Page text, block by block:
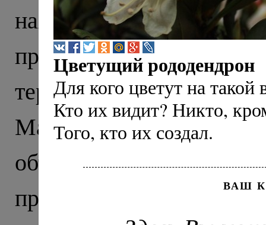
находили тут еще в
прекрасно
территории
Маршрут нашего
объединил
православия на
Цветущий рододендрон
Для кого цветут на
Кто их видит? Никто,
Того, кто их создал.
ВАШ